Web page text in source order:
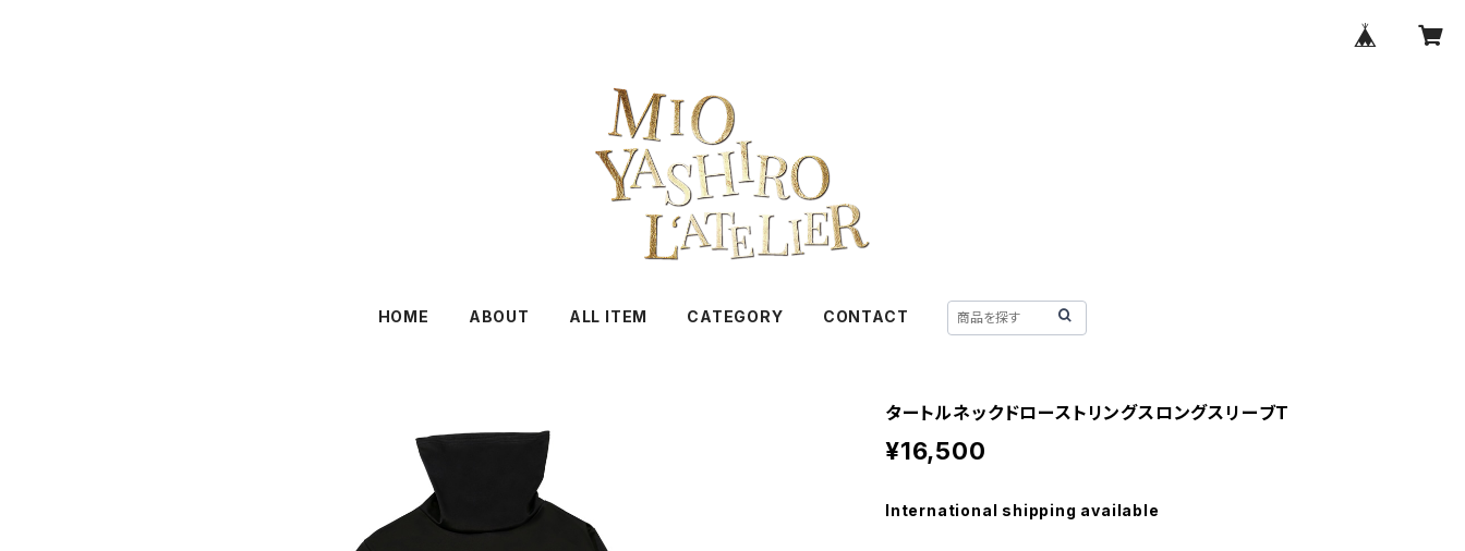
HOME ABOUT ALL ITEM CATEGORY CONTACT
タートルネックドローストリングスロングスリーブT
¥16,500
International shipping available